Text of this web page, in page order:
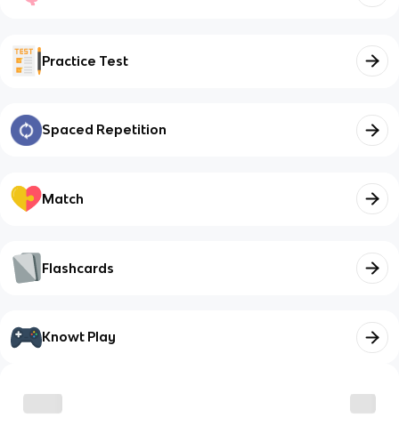
Practice Test
Spaced Repetition
Match
Flashcards
Knowt Play